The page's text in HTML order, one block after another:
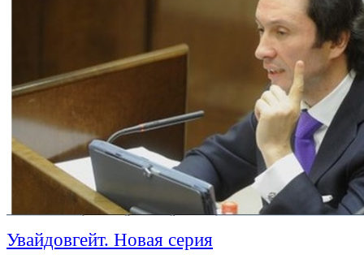
Увайдовгейт. Новая серия